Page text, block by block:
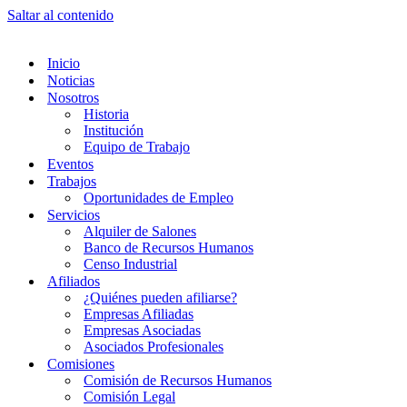
Saltar al contenido
Inicio
Noticias
Nosotros
Historia
Institución
Equipo de Trabajo
Eventos
Trabajos
Oportunidades de Empleo
Servicios
Alquiler de Salones
Banco de Recursos Humanos
Censo Industrial
Afiliados
¿Quiénes pueden afiliarse?
Empresas Afiliadas
Empresas Asociadas
Asociados Profesionales
Comisiones
Comisión de Recursos Humanos
Comisión Legal